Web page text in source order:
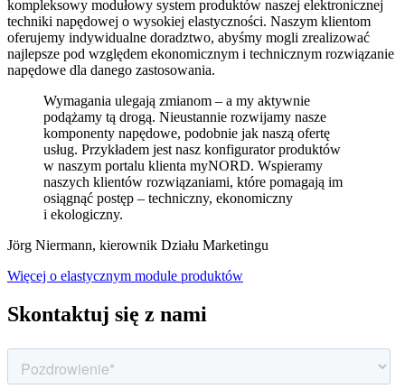
kompleksowy modułowy system produktów naszej elektronicznej
techniki napędowej o wysokiej elastyczności. Naszym klientom
oferujemy indywidualne doradztwo, abyśmy mogli zrealizować
najlepsze pod względem ekonomicznym i technicznym rozwiązanie
napędowe dla danego zastosowania.
Wymagania ulegają zmianom – a my aktywnie
podążamy tą drogą. Nieustannie rozwijamy nasze
komponenty napędowe, podobnie jak naszą ofertę
usług. Przykładem jest nasz konfigurator produktów
w naszym portalu klienta myNORD. Wspieramy
naszych klientów rozwiązaniami, które pomagają im
osiągnąć postęp – techniczny, ekonomiczny
i ekologiczny.
Jörg Niermann, kierownik Działu Marketingu
Więcej o elastycznym module produktów
Skontaktuj się z nami